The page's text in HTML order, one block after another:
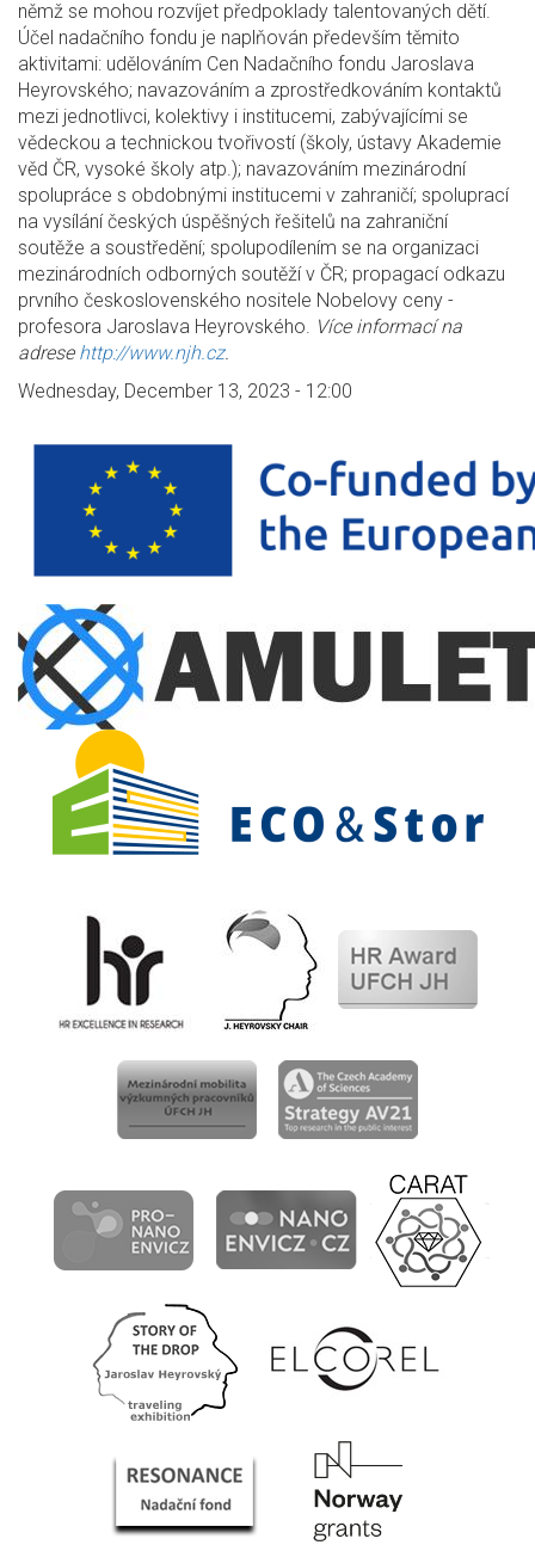
němž se mohou rozvíjet předpoklady talentovaných dětí.
Účel nadačního fondu je naplňován především těmito
aktivitami: udělováním Cen Nadačního fondu Jaroslava
Heyrovského; navazováním a zprostředkováním kontaktů
mezi jednotlivci, kolektivy i institucemi, zabývajícími se
vědeckou a technickou tvořivostí (školy, ústavy Akademie
věd ČR, vysoké školy atp.); navazováním mezinárodní
spolupráce s obdobnými institucemi v zahraničí; spoluprací
na vysílání českých úspěšných řešitelů na zahraniční
soutěže a soustředění; spolupodílením se na organizaci
mezinárodních odborných soutěží v ČR; propagací odkazu
prvního československého nositele Nobelovy ceny -
profesora Jaroslava Heyrovského. Více informací na
adrese http://www.njh.cz.
Wednesday, December 13, 2023 - 12:00